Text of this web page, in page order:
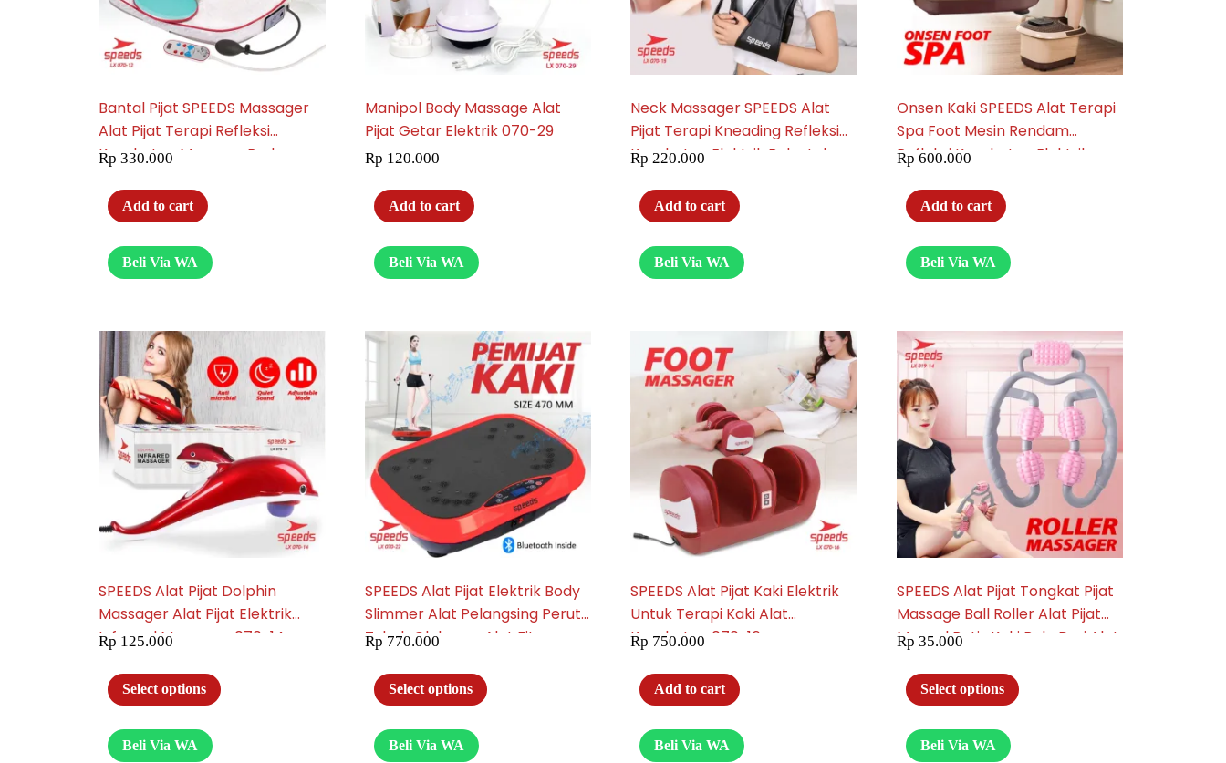
Bantal Pijat SPEEDS Massager
Alat Pijat Terapi Refleksi
Kesehatan Massage Body
Rp 330.000
Add to cart
Beli Via WA
Manipol Body Massage Alat
Pijat Getar Elektrik 070-29
Rp 120.000
Add to cart
Beli Via WA
Neck Massager SPEEDS Alat
Pijat Terapi Kneading Refleksi
Kesehatan Elektrik Bahu Leher
Rp 220.000
Add to cart
Beli Via WA
Onsen Kaki SPEEDS Alat Terapi
Spa Foot Mesin Rendam
Refleksi Kesehatan Elektrik
Rp 600.000
Add to cart
Beli Via WA
SPEEDS Alat Pijat Dolphin
Massager Alat Pijat Elektrik
Infrared Massager 070-14
Rp 125.000
Select options
Beli Via WA
SPEEDS Alat Pijat Elektrik Body
Slimmer Alat Pelangsing Perut
Tubuh Olahraga Alat Fitness
Rp 770.000
Select options
Beli Via WA
SPEEDS Alat Pijat Kaki Elektrik
Untuk Terapi Kaki Alat
Kesehatan 070-16
Rp 750.000
Add to cart
Beli Via WA
SPEEDS Alat Pijat Tongkat Pijat
Massage Ball Roller Alat Pijat
Manual Betis Kaki Bola Duri Alat
Rp 35.000
Select options
Beli Via WA